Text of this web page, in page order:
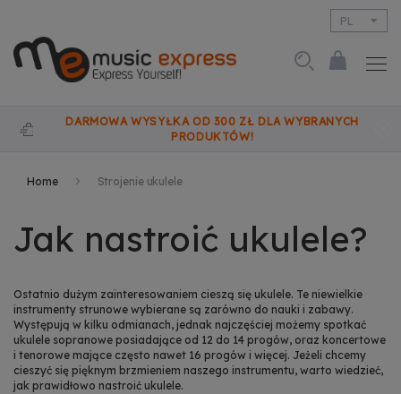
PL
DARMOWA WYSYŁKA OD 300 ZŁ DLA WYBRANYCH
PRODUKTÓW!
Home Strojenie ukulele
Jak nastroić ukulele?
Ostatnio dużym zainteresowaniem cieszą się ukulele. Te niewielkie
instrumenty strunowe wybierane są zarówno do nauki i zabawy.
Występują w kilku odmianach, jednak najczęściej możemy spotkać
ukulele sopranowe posiadające od 12 do 14 progów, oraz koncertowe
i tenorowe mające często nawet 16 progów i więcej. Jeżeli chcemy
cieszyć się pięknym brzmieniem naszego instrumentu, warto wiedzieć,
jak prawidłowo nastroić ukulele.